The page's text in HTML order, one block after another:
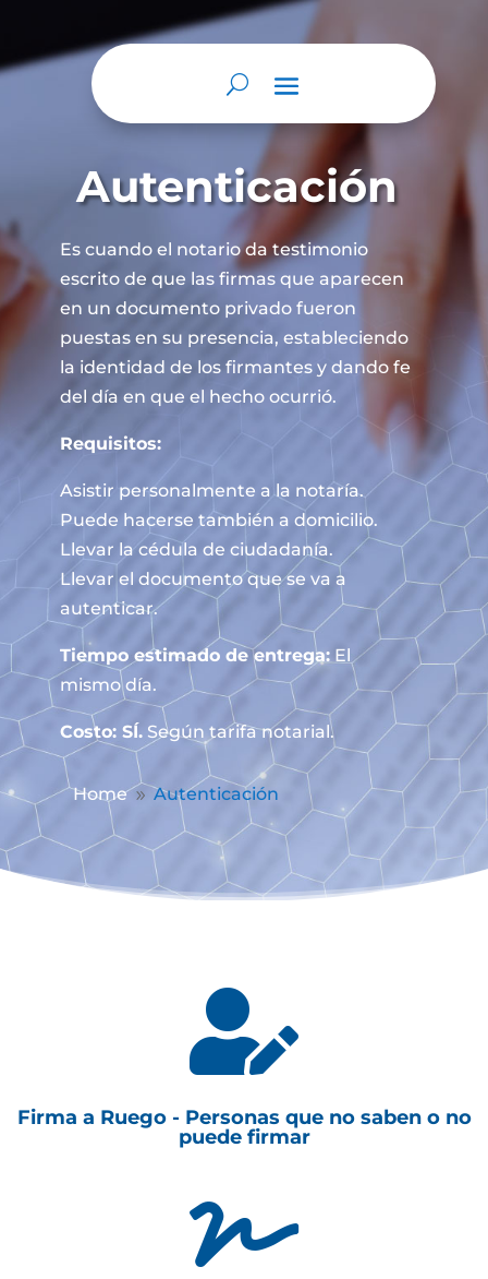
Autenticación
Es cuando el notario da testimonio
escrito de que las firmas que aparecen
en un documento privado fueron
puestas en su presencia, estableciendo
la identidad de los firmantes y dando fe
del día en que el hecho ocurrió.
Requisitos:
Asistir personalmente a la notaría.
Puede hacerse también a domicilio.
Llevar la cédula de ciudadanía.
Llevar el documento que se va a
autenticar.
Tiempo estimado de entrega:El
mismo día.
Costo: SÍ.Según tarifa notarial.
Home 9 Autenticación

Firma a Ruego - Personas que no saben o no
puede firmar
